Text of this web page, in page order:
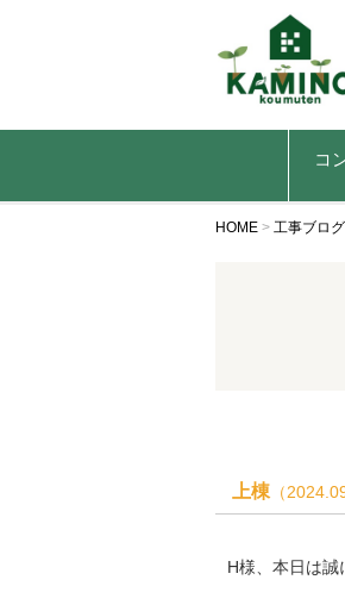
コ
HOME > 工事ブログ
上棟 （
H様、本日は誠